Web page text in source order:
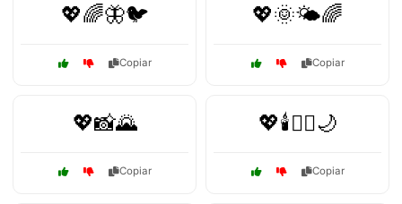
💖🌈🦋🐦
Copiar
💖🌞🌤️🌈
Copiar
💖📸🌄
Copiar
💖🕯️🧘‍♂️🌙
Copiar